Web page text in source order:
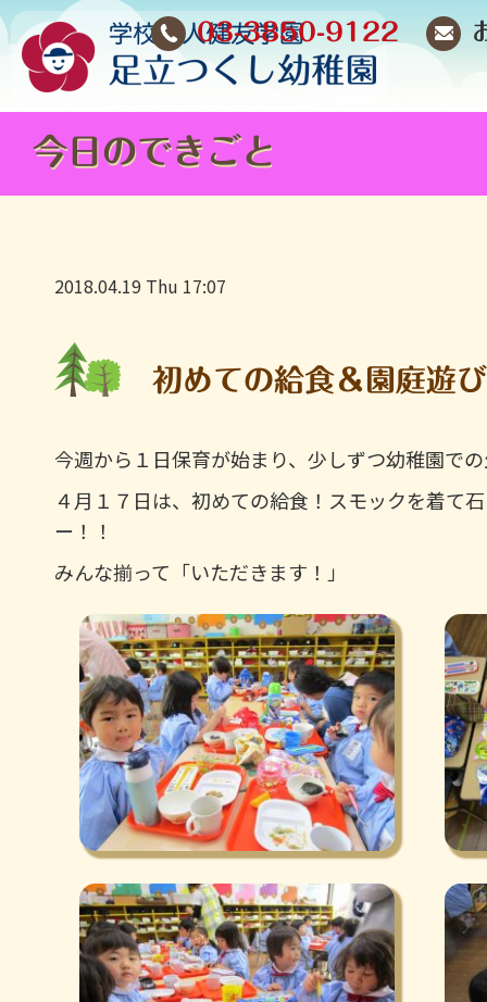
03-3850-9122
今日のできごと
2018.04.19 Thu 17:07
初めての給食＆園庭遊
今週から１日保育が始まり、少しずつ幼稚園で
４月１７日は、初めての給食！スモックを着て
ー！！
みんな揃って「いただきます！」